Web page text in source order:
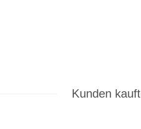
Kunden